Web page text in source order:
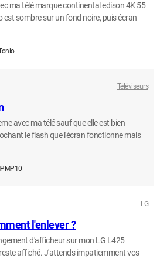
ma télé marque continental edison 4K 55
est sombre sur un fond noire, puis écran
Téléviseurs
avec ma télé sauf que elle est bien
le flash que l'écran fonctionne mais
LG
l'enlever ?
d'afficheur sur mon LG L425
affiché. J'attends impatiemment vos